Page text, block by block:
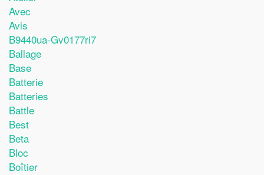
Avec
Avis
B9440ua-Gv0177ri7
Ballage
Base
Batterie
Batteries
Battle
Best
Beta
Bloc
Boîtier